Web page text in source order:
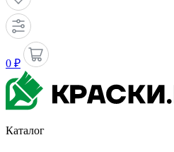
0 ₽
Каталог